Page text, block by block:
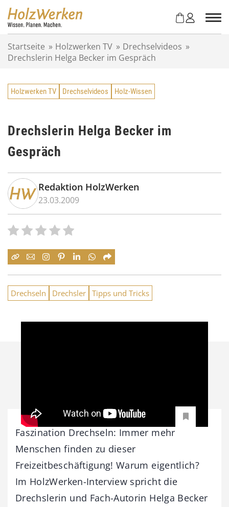
Startseite » Holzwerken TV » Drechselvideos »
Drechslerin Helga Becker im Gespräch
Holzwerken TV Drechselvideos Holz-Wissen
Drechslerin Helga Becker im
Gespräch
Redaktion HolzWerken
23.03.2009
Drechseln Drechsler Tipps und Tricks
Faszination Drechseln: Immer mehr
Menschen finden zu dieser
Freizeitbeschäftigung! Warum eigentlich?
Im HolzWerken-Interview spricht die
Drechslerin und Fach-Autorin Helga Becker